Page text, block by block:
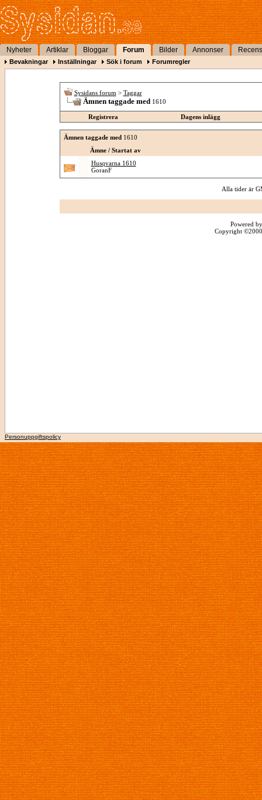
Nyheter Artiklar Bloggar Forum Bilder Annonser
Bevakningar Inställningar Sök i forum Forumregler
Sysidans forum > Taggar
Ämnen taggade med 1610
Registrera Dagens inlägg
Ämnen taggade med 1610
Ämne / Startat av
Husqvarna 1610
GoranF
Alla tider är
Powered
Copyright
Personuppgiftspolicy